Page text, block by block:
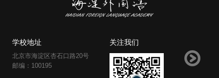
学校地址
北京市海淀区杏石口路20号
邮编：100195
关注我们